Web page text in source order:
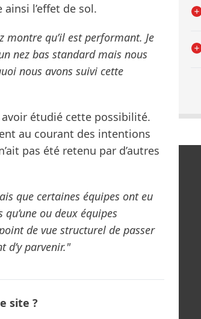
l’effet de sol.
montre qu’il est performant. Je
nez bas standard mais nous
nous avons suivi cette
avoir étudié cette possibilité.
au courant des intentions
pas été retenu par d’autres
que certaines équipes ont eu
ou deux équipes
de vue structurel de passer
d’y parvenir."
site ?